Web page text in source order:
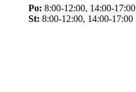
Po: 8:00-12:00, 14:00-17:00
St: 8:00-12:00, 14:00-17:00